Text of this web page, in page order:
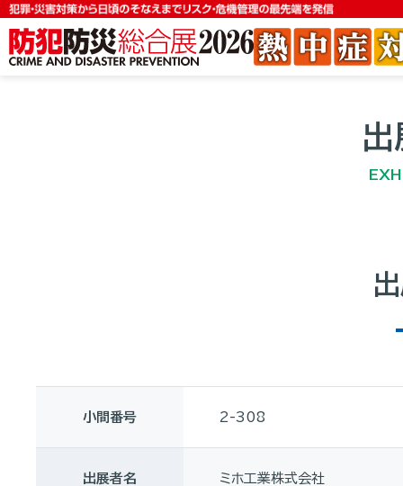
出
小間番号 2-308
出展者名 ミホ工業株式会社